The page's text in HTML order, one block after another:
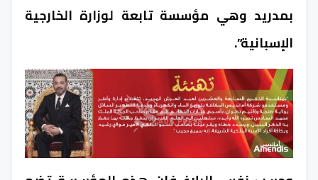
بمدريد وهي مؤسسة تابعة لوزارة الخارجية
الإسبانية”.